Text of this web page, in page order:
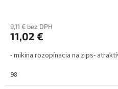
9,11 € bez DPH
11,02 €
- mikina rozopínacia na zips-
98